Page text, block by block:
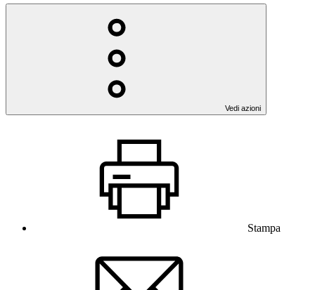
Vedi azioni
Stampa